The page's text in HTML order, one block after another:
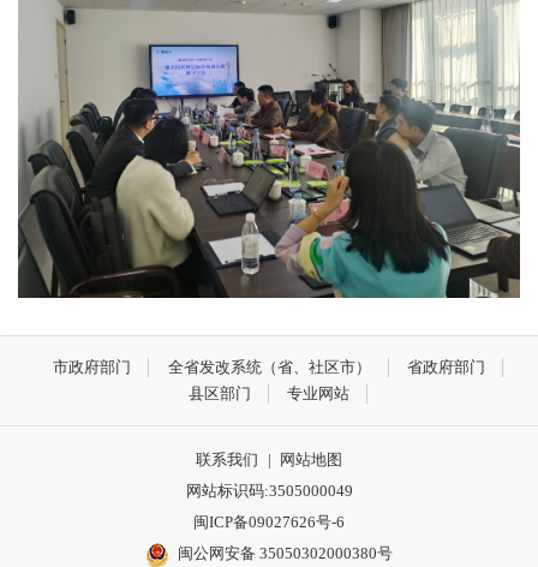
市政府部门 全省发改系统（省、社区市）
省政府部门
县区部门
专业网站
联系我们 |
网站地图
网站标识码:3505000049
闽ICP备09027626号-6
闽公网安备 35050302000380号